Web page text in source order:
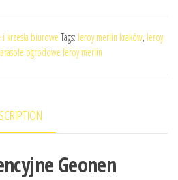
i krzesła biurowe Tags: leroy merlin kraków, leroy
ogrodowe leroy merlin
Geonen